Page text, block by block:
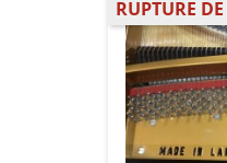
RUPTURE